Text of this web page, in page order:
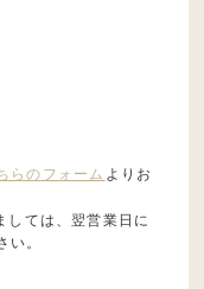
らのフォーム よりお
しては、翌営業日に
。